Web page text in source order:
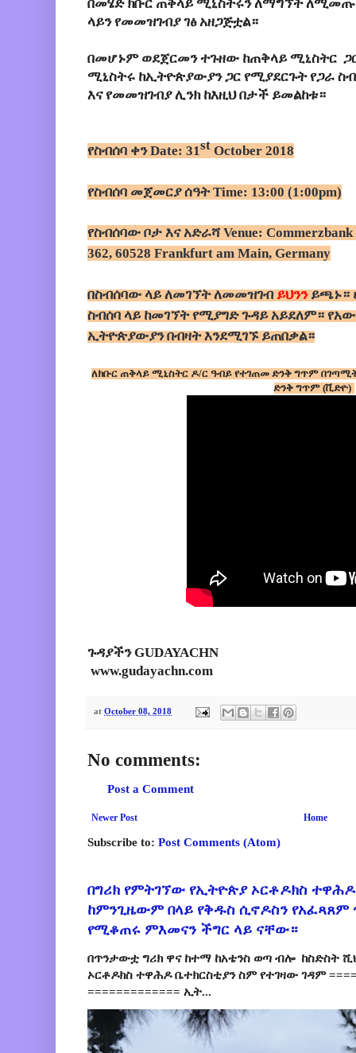
በመሄድ ክቡር ጠቅላይ ሚኒስትሩን ለማግኘት
ላይን የመመዝገብያ ገፅ አዘጋጅቷል።
በመሆኑም ወደጀርመን ተጉዘው ከጠቅላይ ሚኒስትር
ሚኒስትሩ ከኢትዮጵያውያን ጋር የሚያደርጉት የጋራ
እና የመመዝገብያ ሊንክ ከእዚህ በታች ይመልከቱ።
የስብሰባ ቀን Date: 31stOctober 2018
የስብሰባ መጀመርያ ሰዓት Time: 13:00 (1:00pm)
የስብሰባው ቦታ እና አድራሻ Venue:
362, 60528 Frankfurt am Main, Germany
በስብሰባው ላይ ለመገኘት ለመመዝገብይህንንይጫኑ።
ስብሰባ ላይ ከመገኘት የሚያግድ ጉዳይ አይደለም።
ኢትዮጵያውያን በብዛት እንደሚገኙ ይጠበቃል።
ለክቡር ጠቅላይ ሚኒስትር ዶ/ር ዓብይ የተገጠመ ድንቅ ግጥም
ድንቅ ግጥም (ቪድዮ)
ጉዳያችን GUDAYACHN
www.gudayachn.com
at October 08, 2018
No comments:
Post a Comment
Newer Post Home
Subscribe to: Post Comments (Atom)
በግሪክ የምትገኘው የኢትዮጵያ ኦርቶዶክስ
ከምንጊዜውም በላይ የቅዱስ ሲኖዶስን የአፈጻጸም
የሚቆጠሩ ምእመናን ችግር ላይ ናቸው።
በጥንታውቷ ግሪክ ዋና ከተማ ከአቴንስ ወጣ ብሎ ከስድስት
ኦርቶዶክስ ተዋሕዶ ቤተክርስቲያን ስም የተገዛው ገዳም
============= ኢት...